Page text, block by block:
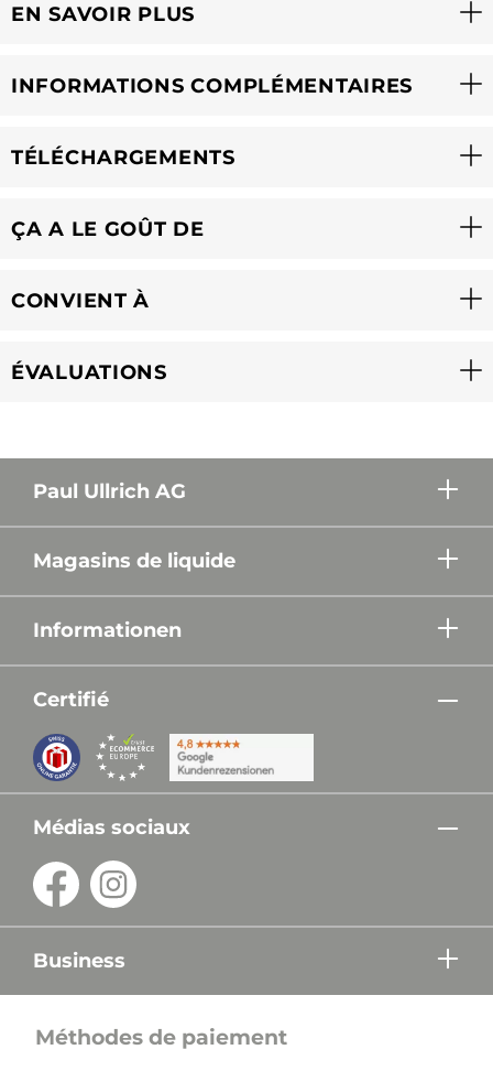
EN SAVOIR PLUS
INFORMATIONS COMPLÉMENTAIRES
TÉLÉCHARGEMENTS
ÇA A LE GOÛT DE
CONVIENT À
ÉVALUATIONS
Paul Ullrich AG
Magasins de liquide
Informationen
Certifié
Médias sociaux
Business
Méthodes de paiement